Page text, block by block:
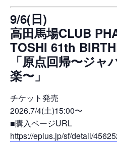
9/6(日)
高田馬場CLUB
TOSHI 61th
「原点回帰〜ジャ
楽〜」
チケット発売
2026.7/4(土)15:00〜
■購入ページURL
https://eplus.jp/sf/detail/